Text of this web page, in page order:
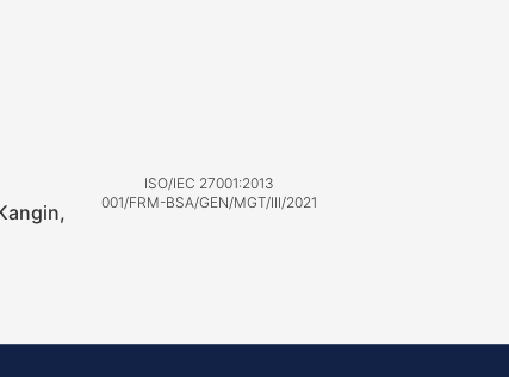
ISO/IEC 27001:2013
001/FRM-BSA/GEN/MGT/III/2021